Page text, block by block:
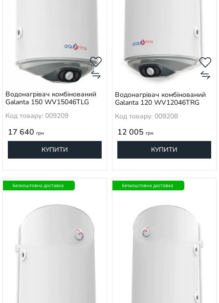
Водонагрівач комбінований
Galanta 150 WV15046TLG
Код товару: 009209
17 640 грн
КУПИТИ
Водонагрівач комбінований
Galanta 120 WV12046TRG
Код товару: 009208
12 005 грн
КУПИТИ